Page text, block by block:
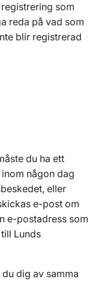
som
reda på vad som
blir registrerad
du ha ett
någon dag
eller
e-post om
e-postadress som
Lunds
dig av samma